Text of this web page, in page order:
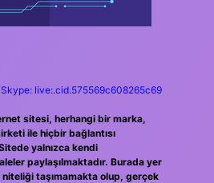
Skype: live:.cid.575569c608265c69
sitesi, herhangi bir marka,
ile hiçbir bağlantısı
yalnızca kendi
paylaşılmaktadır. Burada yer
taşımamakta olup, gerçek